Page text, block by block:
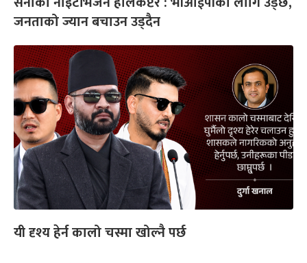
जनताको ज्यान बचाउन उड्दैन
यी दृश्य हेर्न कालो चस्मा खोल्नै पर्छ